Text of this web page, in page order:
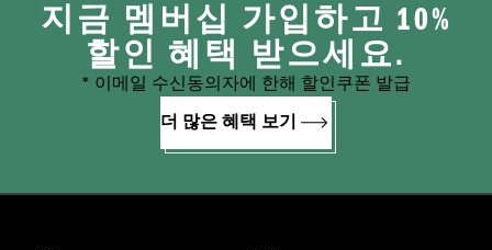
지금 멤버십 가입하고 10%
할인 혜택 받으세요.
* 이메일 수신동의자에 한해 할인쿠폰 발급
더 많은 혜택 보기